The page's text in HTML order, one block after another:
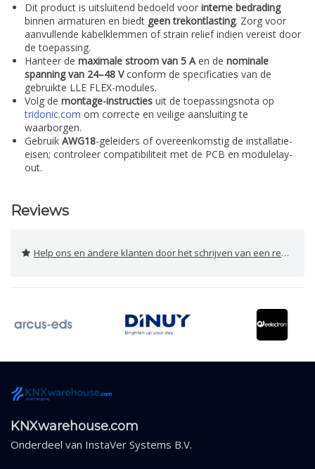
Dit product is uitsluitend bedoeld voor interne bedrading
binnen armaturen en biedt geen trekontlasting. Zorg voor
aanvullende kabelklemmen of strain relief indien vereist door
de toepassing.
Hanteer de maximale stroom van 5 Aen de nominale
spanning van 24–48 Vconform de specificaties van de
gebruikte LLE FLEX-modules.
Volg de montage-instructies uit de toepassingsnota op
tridonic.com om correcte en veilige aansluiting te
waarborgen.
Gebruik AWG18-geleiders of overeenkomstig de installatie-
eisen; controleer compatibiliteit met de PCB en modulelay-
out.
Reviews
Help ons en andere klanten door het schrijven van een review
KNXwarehouse.com
Onderdeel van InstaVer Systems B.V.